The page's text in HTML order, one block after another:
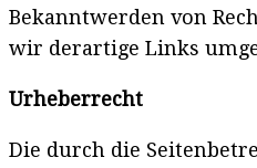
Bekanntwerden von
wir derartige Links
Urheberrecht
Die durch die